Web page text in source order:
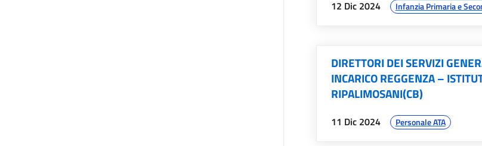
data:
12 Dic 2024 argomenti:
Infanzia Primaria e
DIRETTORI DEI SERVIZI
INCARICO REGGENZA –
RIPALIMOSANI(CB)
data:
11 Dic 2024 argomenti:
Personale ATA